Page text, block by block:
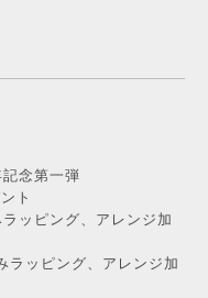
念第一弾
ト
ッピング、アレンジ加
ラッピング、アレンジ加